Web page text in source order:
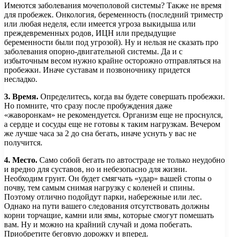
Имеются заболевания мочеполовой системы? Также не время
для пробежек. Онкология, беременность (последний триместр
или любая неделя, если имеется угроза выкидыша или
преждевременных родов, ИЦН или предыдущие
беременности были под угрозой). Ну и нельзя не сказать про
заболевания опорно-двигательной системы. Да и с
избыточным весом нужно крайне осторожно отправляться на
пробежки. Иначе суставам и позвоночнику придется
несладко.
3. Время. Определитесь, когда вы будете совершать пробежки.
Но помните, что сразу после пробуждения даже
«жаворонкам» не рекомендуется. Организм еще не проснулся,
а сердце и сосуды еще не готовы к таким нагрузкам. Вечером
же лучше часа за 2 до сна бегать, иначе уснуть у вас не
получится.
4. Место. Само собой бегать по автостраде не только неудобно
и вредно для суставов, но и небезопасно для жизни.
Необходим грунт. Он будет смягчать «удар» вашей стопы о
почву, тем самым снимая нагрузку с коленей и спины.
Поэтому отлично подойдут парки, набережные или лес.
Однако на пути вашего следования отсутствовать должны
корни торчащие, камни или ямы, которые смогут помешать
вам. Ну и можно на крайний случай и дома побегать.
Приобретите беговую дорожку и вперед.